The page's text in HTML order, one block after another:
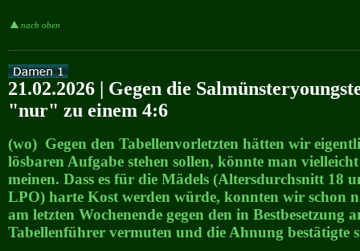
nach oben
21.02.2026 | Gegen die
"nur" zu einem 4:6
(wo) Gegen den Tabellenvorletzten hätten wir
lösbaren Aufgabe stehen sollen, könnte man
meinen. Dass es für die Mädels (Altersdurchsnitt 18
LPO) harte Kost werden würde, konnten wir schon
am letzten Wochenende gegen den in Bestbesetzung
Tabellenführer vermuten und die Ahnung bestätigte